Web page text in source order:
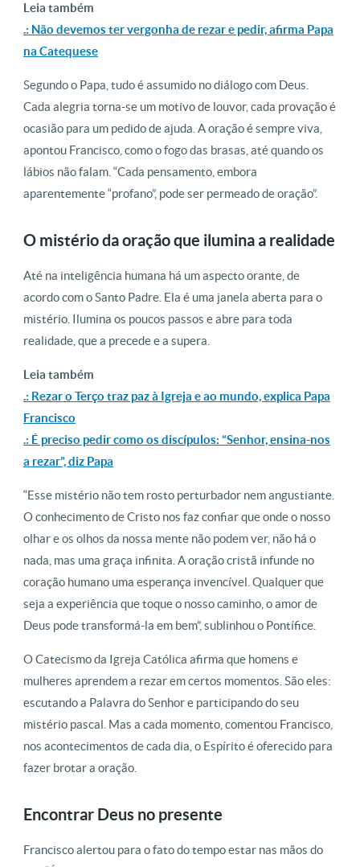
Leia também
.: Não devemos ter vergonha de rezar e pedir, afirma Papa
na Catequese
Segundo o Papa, tudo é assumido no diálogo com Deus.
Cada alegria torna-se um motivo de louvor, cada provação é
ocasião para um pedido de ajuda. A oração é sempre viva,
apontou Francisco, como o fogo das brasas, até quando os
lábios não falam. “Cada pensamento, embora
aparentemente “profano”, pode ser permeado de oração”.
O mistério da oração que ilumina a realidade
Até na inteligência humana há um aspecto orante, de
acordo com o Santo Padre. Ela é uma janela aberta para o
mistério. Ilumina os poucos passos e abre para toda
realidade, que a precede e a supera.
Leia também
.: Rezar o Terço traz paz à Igreja e ao mundo, explica Papa
Francisco
.: É preciso pedir como os discípulos: “Senhor, ensina-nos
a rezar”, diz Papa
“Esse mistério não tem rosto perturbador nem angustiante.
O conhecimento de Cristo nos faz confiar que onde o nosso
olhar e os olhos da nossa mente não podem ver, não há o
nada, mas uma graça infinita. A oração cristã infunde no
coração humano uma esperança invencível. Qualquer que
seja a experiência que toque o nosso caminho, o amor de
Deus pode transformá-la em bem”, sublinhou o Pontífice.
O Catecismo da Igreja Católica afirma que homens e
mulheres aprendem a rezar em certos momentos. São eles:
escutando a Palavra do Senhor e participando do seu
mistério pascal. Mas a cada momento, comentou Francisco,
nos acontecimentos de cada dia, o Espírito é oferecido para
fazer brotar a oração.
Encontrar Deus no presente
Francisco alertou para o fato do tempo estar nas mãos do